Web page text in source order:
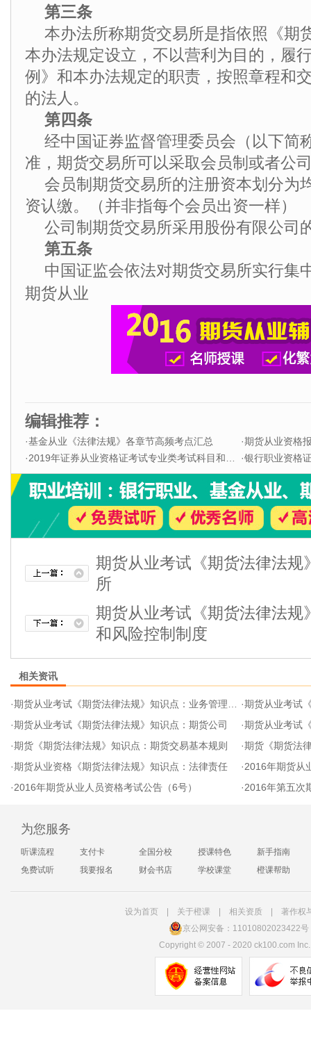
第三条
本办法所称期货交易所是指依照《期
本办法规定设立，不以营利为目的，履
例》和本办法规定的职责，按照章程和
的法人。
第四条
经中国证券监督管理委员会（以下简
准，期货交易所可以采取会员制或者公
会员制期货交易所的注册资本划分为
资认缴。（并非指每个会员出资一样）
公司制期货交易所采用股份有限公司
第五条
中国证监会依法对期货交易所实行集
期货从业
编辑推荐：
·基金从业《法律法规》各章节高频考点汇总 ·期货从业资格
·2019年证券从业资格证考试专业类考试科目和题型 ·银行职业资格证
期货从业考试《期货法律法规
所
期货从业考试《期货法律法规
和风险控制制度
相关资讯
·期货从业考试《期货法律法规》知识点：业务管理和风险控制制度 ·期货从业考试
·期货从业考试《期货法律法规》知识点：期货公司 ·期货从业考试
·期货《期货法律法规》知识点：期货交易基本规则 ·期货《期货法
·期货从业资格《期货法律法规》知识点：法律责任 ·2016年期货从业
·2016年期货从业人员资格考试公告（6号） ·2016年第五次
为您服务
听课流程 支付卡 全国分校 授课特色
新手指南
免费试听
我要报名 财会书店 学校课堂 橙课帮助
设为首页| 关于橙课| 相关资质
著作权
京公网安备：11010802023422号
Copyright ©2007 - 2020 ck100.com